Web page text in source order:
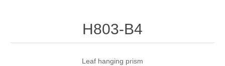
H803-B4
Leaf hanging prism